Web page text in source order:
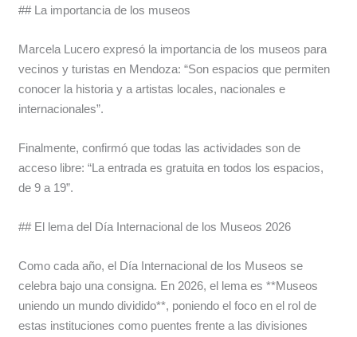
## La importancia de los museos
Marcela Lucero expresó la importancia de los museos para
vecinos y turistas en Mendoza: “Son espacios que permiten
conocer la historia y a artistas locales, nacionales e
internacionales”.
Finalmente, confirmó que todas las actividades son de
acceso libre: “La entrada es gratuita en todos los espacios,
de 9 a 19”.
## El lema del Día Internacional de los Museos 2026
Como cada año, el Día Internacional de los Museos se
celebra bajo una consigna. En 2026, el lema es **Museos
uniendo un mundo dividido**, poniendo el foco en el rol de
estas instituciones como puentes frente a las divisiones